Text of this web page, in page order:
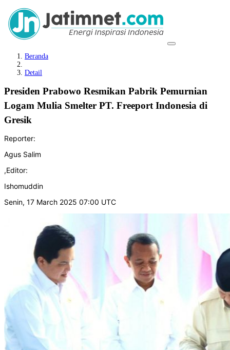
Beranda
Detail
Presiden Prabowo Resmikan Pabrik Pemurnian
Logam Mulia Smelter PT. Freeport Indonesia di
Gresik
Reporter:
Agus Salim
,Editor:
Ishomuddin
Senin, 17 March 2025 07:00 UTC